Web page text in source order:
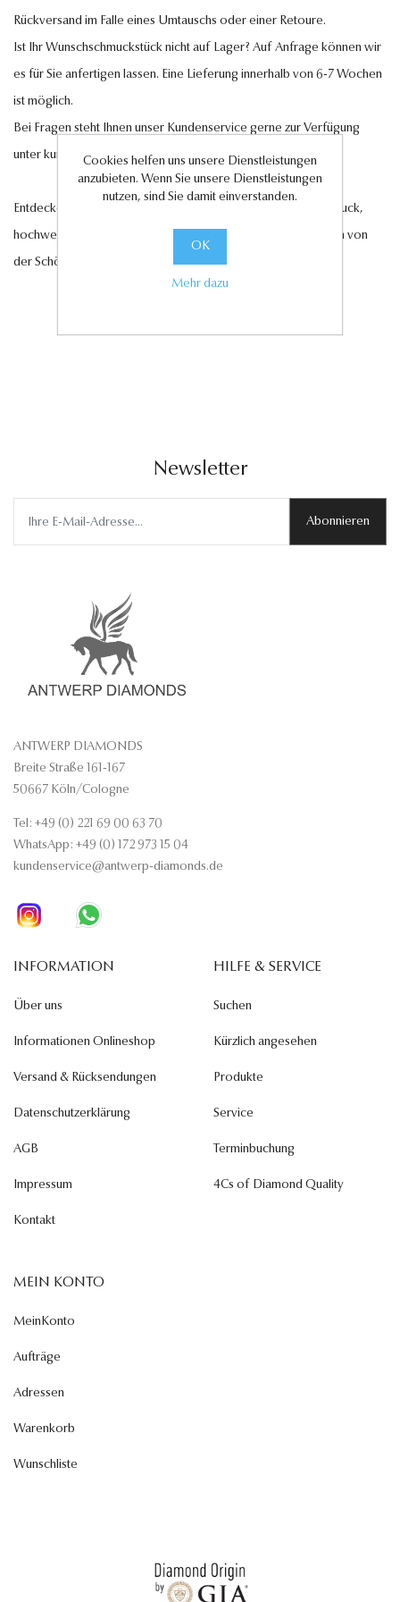
Rückversand im Falle eines Umtauschs oder einer Retoure.
Ist Ihr Wunschschmuckstück nicht auf Lager? Auf Anfrage können wir
es für Sie anfertigen lassen. Eine Lieferung innerhalb von 6-7 Wochen
ist möglich.
Bei Fragen steht Ihnen unser Kundenservice gerne zur Verfügung
unter kundenservice@antwerp-diamonds.de.
Entdecken Sie jetzt unsere exquisite Auswahl an Diamantschmuck,
hochwertigen Edelsteinen und edlen Perlen und lassen Sie sich von
der Schönheit und Eleganz unserer Kollektionen verzaubern.
Newsletter
Abonnieren
ANTWERP DIAMONDS
Breite Straße 161-167
50667 Köln/Cologne
Tel: +49 (0) 221 69 00 63 70
WhatsApp: +49 (0) 172 973 15 04
kundenservice@antwerp-diamonds.de
INFORMATION
Über uns
Informationen Onlineshop
Versand & Rücksendungen
Datenschutzerklärung
AGB
Impressum
Kontakt
HILFE & SERVICE
Suchen
Kürzlich angesehen
Produkte
Service
Terminbuchung
4Cs of Diamond Quality
MEIN KONTO
MeinKonto
Aufträge
Adressen
Warenkorb
Wunschliste
Cookies helfen uns unsere Dienstleistungen
anzubieten. Wenn Sie unsere Dienstleistungen
nutzen, sind Sie damit einverstanden.
OK
Mehr dazu